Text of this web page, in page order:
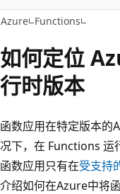
Azure Functions
如何定位
行时版本
函数应用在特定版本
况下，在 Functions 运
函数应用只有在受支持
介绍如何在Azure中将